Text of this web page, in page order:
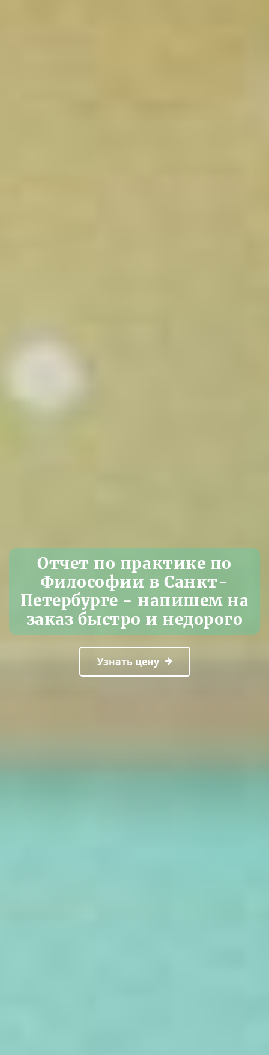
Отчет по практике по
Философии в Санкт-
Петербурге - напишем на
заказ быстро и недорого
Узнать цену